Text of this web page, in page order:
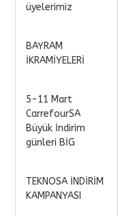
üyelerimiz
BAYRAM
İKRAMİYELERİ
5-11 Mart
CarrefourSA
Büyük İndirim
günleri BİG
TEKNOSA İNDİRİM
KAMPANYASI